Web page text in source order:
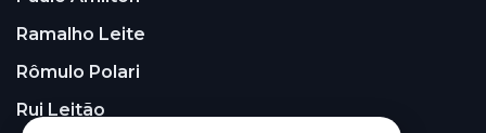
Ramalho Leite
Rômulo Polari
Rui Leitão